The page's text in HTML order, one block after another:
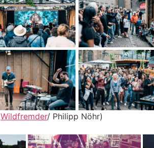
Wildfremder/ Philipp Nöhr)